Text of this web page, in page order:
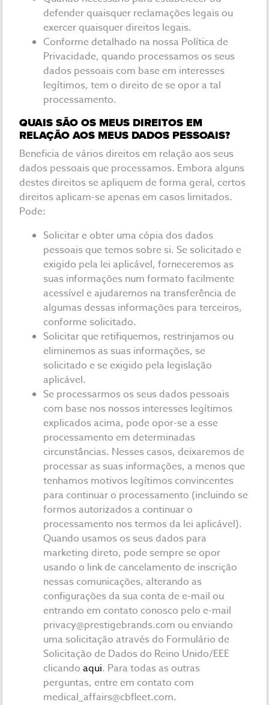
defender quaisquer reclamações legais ou
exercer quaisquer direitos legais.
Conforme detalhado na nossa Política de
Privacidade, quando processamos os seus
dados pessoais com base em interesses
legítimos, tem o direito de se opor a tal
processamento.
QUAIS SÃO OS MEUS DIREITOS EM
RELAÇÃO AOS MEUS DADOS PESSOAIS?
Beneficia de vários direitos em relação aos seus
dados pessoais que processamos. Embora alguns
destes direitos se apliquem de forma geral, certos
direitos aplicam-se apenas em casos limitados.
Pode:
Solicitar e obter uma cópia dos dados
pessoais que temos sobre si. Se solicitado e
exigido pela lei aplicável, forneceremos as
suas informações num formato facilmente
acessível e ajudaremos na transferência de
algumas dessas informações para terceiros,
conforme solicitado.
Solicitar que retifiquemos, restrinjamos ou
eliminemos as suas informações, se
solicitado e se exigido pela legislação
aplicável.
Se processarmos os seus dados pessoais
com base nos nossos interesses legítimos
explicados acima, pode opor-se a esse
processamento em determinadas
circunstâncias. Nesses casos, deixaremos de
processar as suas informações, a menos que
tenhamos motivos legítimos convincentes
para continuar o processamento (incluindo se
formos autorizados a continuar o
processamento nos termos da lei aplicável).
Quando usamos os seus dados para
marketing direto, pode sempre se opor
usando o link de cancelamento de inscrição
nessas comunicações, alterando as
configurações da sua conta de e-mail ou
entrando em contato conosco pelo e-mail
privacy@prestigebrands.com ou enviando
uma solicitação através do Formulário de
Solicitação de Dados do Reino Unido/EEE
clicando aqui. Para todas as outras
perguntas, entre em contato com
medical_affairs@cbfleet.com.